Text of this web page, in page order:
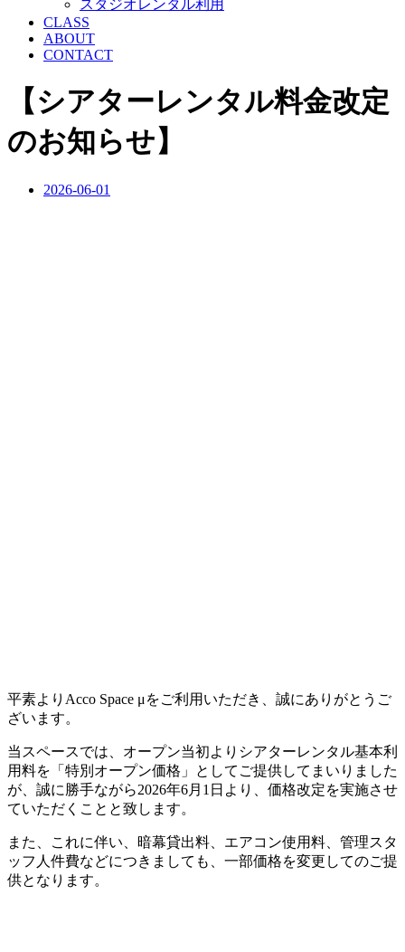
スタジオレンタル利用
CLASS
ABOUT
CONTACT
【シアターレンタル料金改定
のお知らせ】
2026-06-01
平素よりAcco Space μをご利用いただき、誠にありがとうご
ざいます。
当スペースでは、オープン当初よりシアターレンタル基本利
用料を「特別オープン価格」としてご提供してまいりました
が、誠に勝手ながら2026年6月1日より、価格改定を実施させ
ていただくことと致します。
また、これに伴い、暗幕貸出料、エアコン使用料、管理スタ
ッフ人件費などにつきましても、一部価格を変更してのご提
供となります。